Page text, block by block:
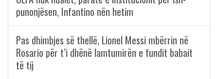
punonjësen, Infantino nën hetim
Pas dhimbjes së thellë, Lionel Messi mbërrin në
Rosario për t’i dhënë lamtumirën e fundit babait
të tij